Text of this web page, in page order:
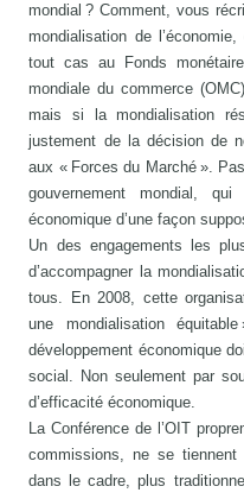
mondial ? Comment, vous
mondialisation de
tout cas au Fonds
mondiale du commerce
mais si la mondialisation
justement de la décision de
aux « Forces du Marché ».
gouvernement mondial,
économique d’une façon
Un des engagements les
d’accompagner la
tous. En 2008, cette
une mondialisation
développement économique
social. Non seulement par
d’efficacité économique.
La Conférence de l’OIT
commissions, ne se
dans le cadre, plus